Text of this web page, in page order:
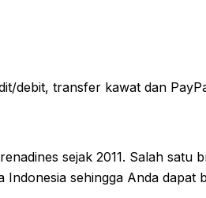
debit, transfer kawat dan
sejak 2011. Salah satu
sehingga Anda dapat